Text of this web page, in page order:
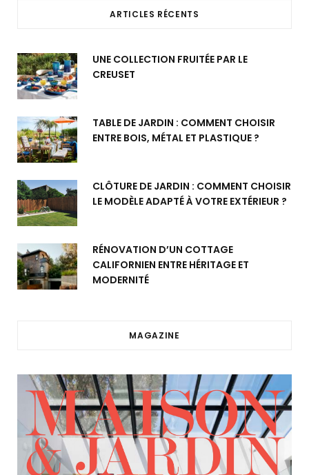
ARTICLES RÉCENTS
UNE COLLECTION FRUITÉE PAR LE
CREUSET
TABLE DE JARDIN : COMMENT CHOISIR
ENTRE BOIS, MÉTAL ET PLASTIQUE ?
CLÔTURE DE JARDIN : COMMENT CHOISIR
LE MODÈLE ADAPTÉ À VOTRE EXTÉRIEUR ?
RÉNOVATION D’UN COTTAGE
CALIFORNIEN ENTRE HÉRITAGE ET
MODERNITÉ
MAGAZINE